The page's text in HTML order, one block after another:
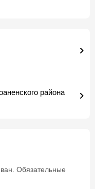
района
Обязательные